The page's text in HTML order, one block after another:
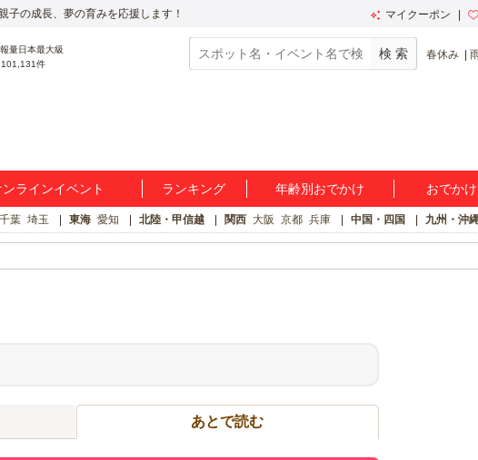
子の成長、夢の育みを応援します！ マイクーポン
101,131件
春休み
ンラインイベント ランキング 年齢別おでかけ おでか
千葉 埼玉 東海 愛知 北陸・甲信越 関西 大阪 京都 兵庫 中国・四国 九州・沖
あとで読む